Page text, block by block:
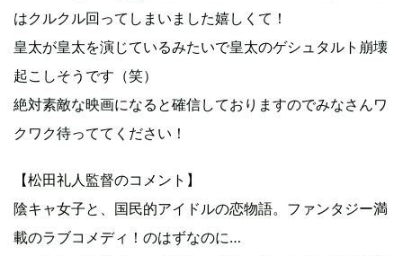
はクルクル回ってしまいました嬉しくて！
皇太が皇太を演じているみたいで皇太のゲシュタルト崩壊
起こしそうです（笑）
絶対素敵な映画になると確信しておりますのでみなさんワ
クワク待っててください！
【松田礼人監督のコメント】
陰キャ女子と、国民的アイドルの恋物語。ファンタジー満
載のラブコメディ！のはずなのに…